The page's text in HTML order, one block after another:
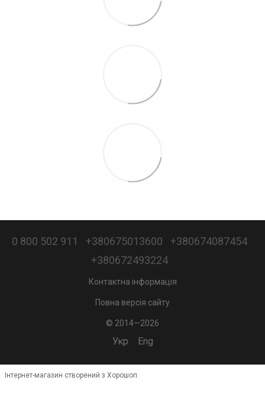
0 800 502 911 +380675013600
+380674087454
+380672493224
Контактна інформація
Повна версія сайту
© 2014—2026
Укр Eng
Інтернет-магазин створений з Хорошоп